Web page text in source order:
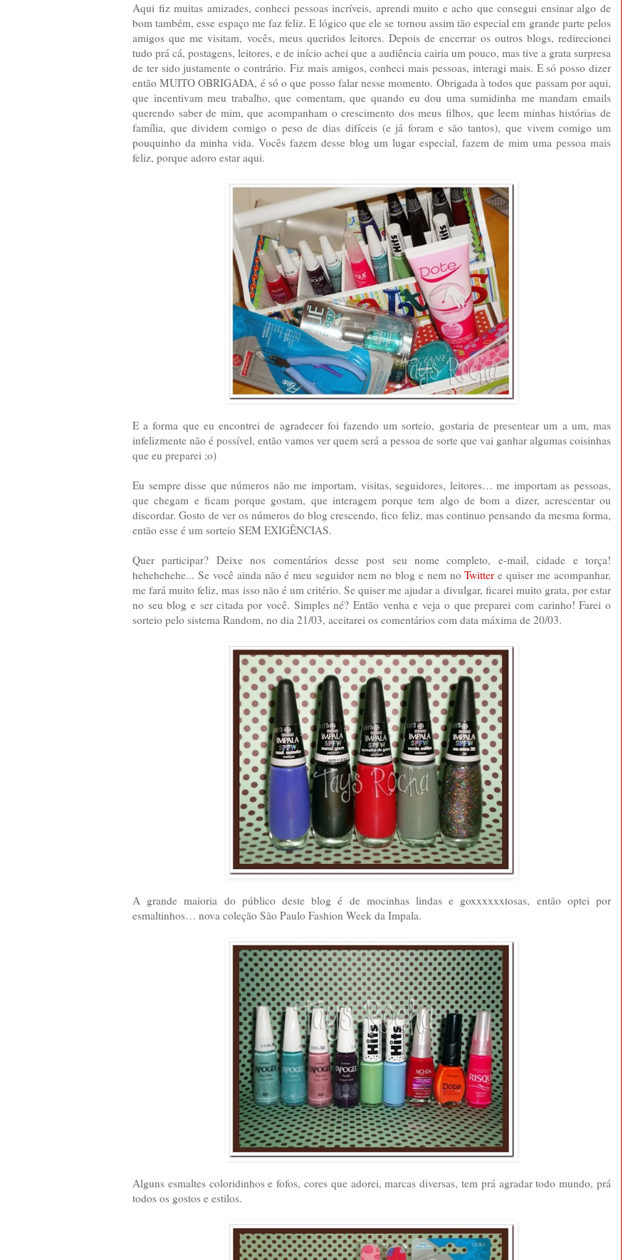
Aqui fiz muitas amizades, conheci pessoas incríveis, aprendi muito e acho que consegui ensinar algo de
bom também, esse espaço me faz feliz. E lógico que ele se tornou assim tão especial em grande parte pelos
amigos que me visitam, vocês, meus queridos leitores. Depois de encerrar os outros blogs, redirecionei
tudo prá cá, postagens, leitores, e de início achei que a audiência cairia um pouco, mas tive a grata surpresa
de ter sido justamente o contrário. Fiz mais amigos, conheci mais pessoas, interagi mais. E só posso dizer
então MUITO OBRIGADA, é só o que posso falar nesse momento. Obrigada à todos que passam por aqui,
que incentivam meu trabalho, que comentam, que quando eu dou uma sumidinha me mandam emails
querendo saber de mim, que acompanham o crescimento dos meus filhos, que leem minhas histórias de
família, que dividem comigo o peso de dias difíceis (e já foram e são tantos), que vivem comigo um
pouquinho da minha vida. Vocês fazem desse blog um lugar especial, fazem de mim uma pessoa mais
feliz, porque adoro estar aqui.
E a forma que eu encontrei de agradecer foi fazendo um sorteio, gostaria de presentear um a um, mas
infelizmente não é possível, então vamos ver quem será a pessoa de sorte que vai ganhar algumas coisinhas
que eu preparei ;o)
Eu sempre disse que números não me importam, visitas, seguidores, leitores… me importam as pessoas,
que chegam e ficam porque gostam, que interagem porque tem algo de bom a dizer, acrescentar ou
discordar. Gosto de ver os números do blog crescendo, fico feliz, mas continuo pensando da mesma forma,
então esse é um sorteio SEM EXIGÊNCIAS.
Quer participar? Deixe nos comentários desse post seu nome completo, e-mail, cidade e torça!
hehehehehe... Se você ainda não é meu seguidor nem no blog e nem noTwitter e quiser me acompanhar,
me fará muito feliz, mas isso não é um critério. Se quiser me ajudar a divulgar, ficarei muito grata, por estar
no seu blog e ser citada por você. Simples né? Então venha e veja o que preparei com carinho! Farei o
sorteio pelo sistema Random, no dia 21/03, aceitarei os comentários com data máxima de 20/03.
A grande maioria do público deste blog é de mocinhas lindas e goxxxxxxtosas, então optei por
esmaltinhos… nova coleção São Paulo Fashion Week da Impala.
Alguns esmaltes coloridinhos e fofos, cores que adorei, marcas diversas, tem prá agradar todo mundo, prá
todos os gostos e estilos.